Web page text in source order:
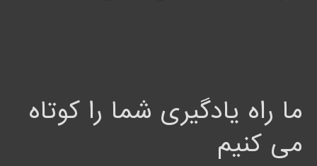
ما راه یادگیری شما را کوتاه
می کنیم